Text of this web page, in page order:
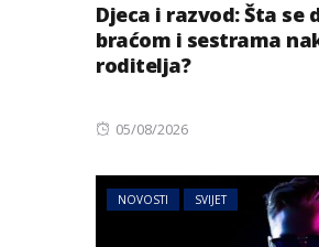
Djeca i razvod: Šta se
braćom i sestrama
roditelja?
Posted
05/08/2026
NOVOSTI SVIJET